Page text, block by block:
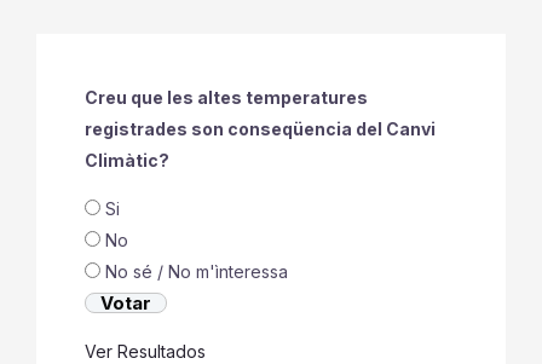
Creu que les altes temperatures
registrades son conseqüencia del Canvi
Climàtic?
Si
No
No sé / No m'ìnteressa
Ver Resultados